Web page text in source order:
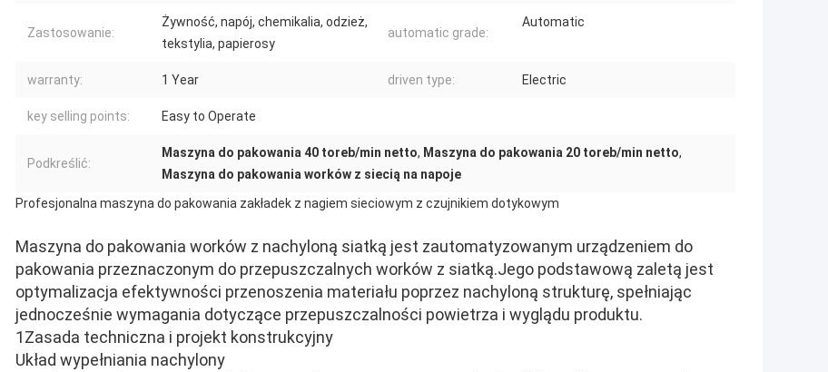
Zastosowanie:
Żywność, napój, chemikalia, odzież,
tekstylia, papierosy
automatic grade:
Automatic
warranty: 1 Year driven type: Electric
key selling points: Easy to Operate
Podkreślić:
Maszyna do pakowania 40 toreb/min netto, Maszyna do pakowania 20 toreb/min netto,
Maszyna do pakowania worków z siecią na napoje
Profesjonalna maszyna do pakowania zakładek z nagiem sieciowym z czujnikiem dotykowym
Maszyna do pakowania worków z nachyloną siatką jest zautomatyzowanym urządzeniem do
pakowania przeznaczonym do przepuszczalnych worków z siatką.Jego podstawową zaletą jest
optymalizacja efektywności przenoszenia materiału poprzez nachyloną strukturę, spełniając
jednocześnie wymagania dotyczące przepuszczalności powietrza i wyglądu produktu.
1Zasada techniczna i projekt konstrukcyjny
Układ wypełniania nachylony